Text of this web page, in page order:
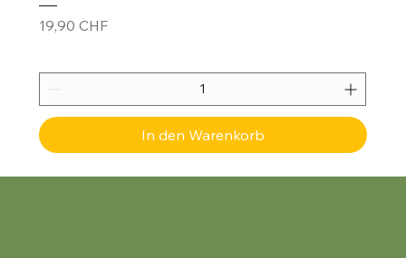
Preis
19,90 CHF
In den Warenkorb